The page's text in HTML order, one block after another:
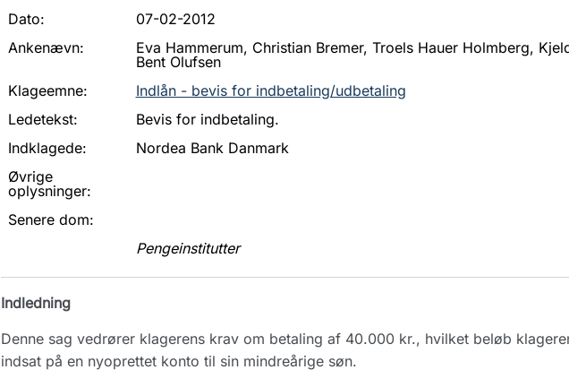
Dato:
07-02-2012
Ankenævn:
Eva Hammerum, Christian Bremer, Troels Hauer Holmberg,
Bent Olufsen
Klageemne:
Indlån - bevis for indbetaling/udbetaling
Ledetekst:
Bevis for indbetaling.
Indklagede:
Nordea Bank Danmark
Øvrige
oplysninger:
Senere dom:
Pengeinstitutter
Indledning
Denne sag vedrører klagerens krav om betaling af 40.000 kr., hvilket beløb
indsat på en nyoprettet konto til sin mindreårige søn.